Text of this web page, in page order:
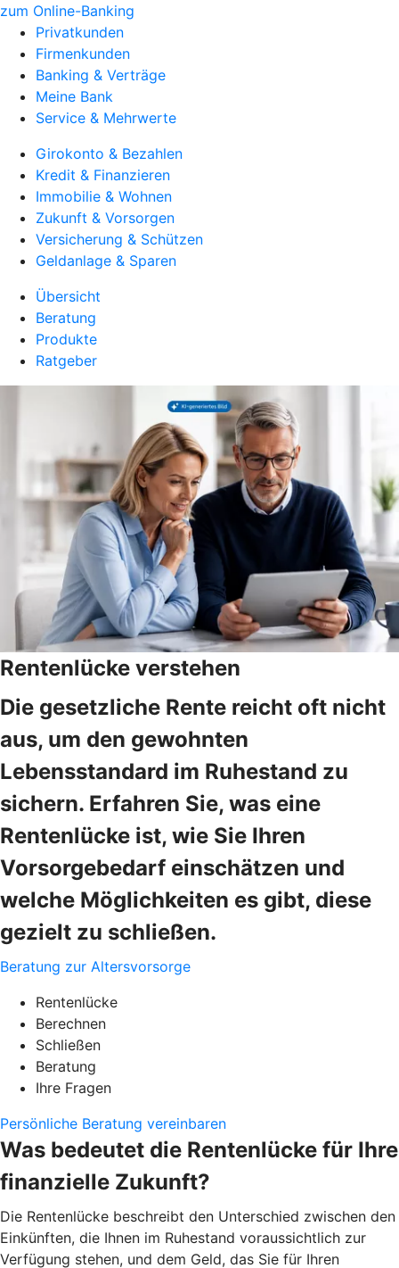
zum Online-Banking
Privatkunden
Firmenkunden
Banking & Verträge
Meine Bank
Service & Mehrwerte
Girokonto & Bezahlen
Kredit & Finanzieren
Immobilie & Wohnen
Zukunft & Vorsorgen
Versicherung & Schützen
Geldanlage & Sparen
Übersicht
Beratung
Produkte
Ratgeber
Rentenlücke verstehen
Die gesetzliche Rente reicht oft nicht
aus, um den gewohnten
Lebensstandard im Ruhestand zu
sichern. Erfahren Sie, was eine
Rentenlücke ist, wie Sie Ihren
Vorsorgebedarf einschätzen und
welche Möglichkeiten es gibt, diese
gezielt zu schließen.
Beratung zur Altersvorsorge
Rentenlücke
Berechnen
Schließen
Beratung
Ihre Fragen
Persönliche Beratung vereinbaren
Was bedeutet die Rentenlücke für Ihre
finanzielle Zukunft?
Die Rentenlücke beschreibt den Unterschied zwischen den
Einkünften, die Ihnen im Ruhestand voraussichtlich zur
Verfügung stehen, und dem Geld, das Sie für Ihren